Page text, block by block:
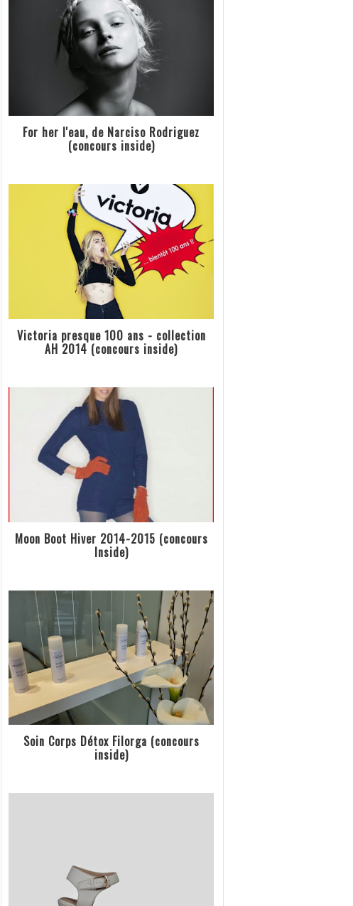
For her l'eau, de Narciso Rodriguez
(concours inside)
Victoria presque 100 ans - collection
AH 2014 (concours inside)
Moon Boot Hiver 2014-2015 (concours
Inside)
Soin Corps Détox Filorga (concours
inside)